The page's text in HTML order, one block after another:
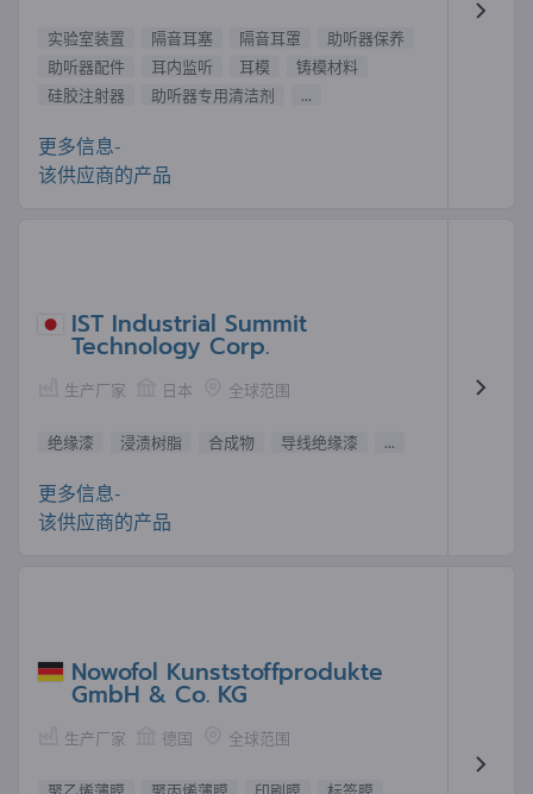
实验室装置 隔音耳塞 隔音耳罩
助听器保养
助听器配件
耳内监听 耳模
铸模材料
硅胶注射器
助听器专用清洁剂 ...
更多信息-
该供应商的产品
IST Industrial Summit
Technology Corp.
生产厂家 日本 全球范围
绝缘漆 浸渍树脂 合成物 导线绝缘漆 ...
更多信息-
该供应商的产品
Nowofol Kunststoffprodukte
GmbH & Co. KG
生产厂家 德国 全球范围